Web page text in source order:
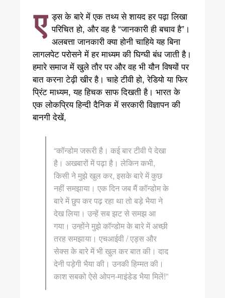
ए ड्स के बारे में एक तथ्य से शायद हर पढ़ा लिखा
परिचित हो, और वह है “जानकारी ही बचाव है”।
अलबत्ता जानकारी क्या होनी चाहिये यह बिना
लागलपेट परोसने में हर माध्यम की घिग्घी बंध जाती है।
हमारे समाज में खुले तौर पर और वह भी यौन विषयों पर
बात करना टेढ़ी खीर है। चाहे टीवी हो, रेडियो या फिर
प्रिंट माध्यम, यह हिचक साफ दिखती है। भारत के
एक लोकप्रिय हिन्दी दैनिक में सरकारी विज्ञापन की
बानगी देखें,
“कॉन्डोम जरूरी है। कई बार टीवी पे देखा
है। अखबारों में पढ़ा है। लेकिन कभी,
किसी ने मुझे खुल कर, इसके बारे में कुछ
नहीं समझाया। एक दिन जब मैं कॉन्डोम के
बारे में छुप कर पढ़ रहा था तो बड़े भैया ने
देख लिया। उन्हें सब झट से समझ आ
गया। उन्होंने मुझे कॉन्डोम के बारे में अच्छी
तरह समझाया। एचआईवी / एड्स और
सेक्स के बारे में भी खुल कर बात की। दाद
देनी पड़ेगी भैया की। उनकी हिम्मत की।
काश सबको ऐसे ओपन-माइंडेड भैया मिलें!”